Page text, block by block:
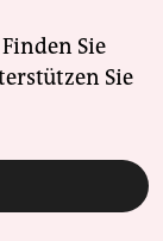
Sie
Sie